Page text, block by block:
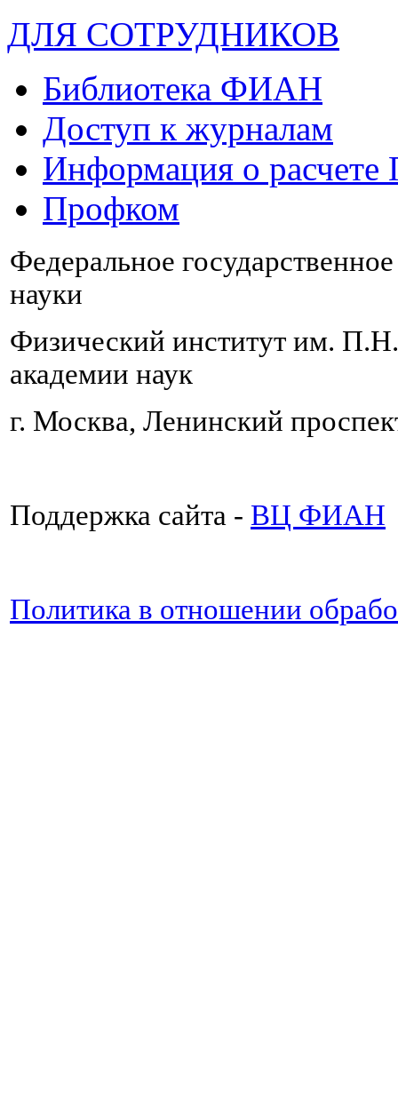
ДЛЯ СОТРУДНИКОВ
Библиотека ФИАН
Доступ к журналам
Информация о
Профком
Федеральное
науки
Физический институт им.
академии наук
г. Москва, Ленинский
Поддержка сайта - ВЦ ФИАН
Политика в отношении